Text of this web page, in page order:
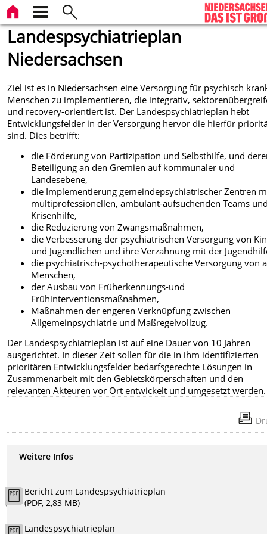
Landespsychiatrieplan
Niedersachsen
Ziel ist es in Niedersachsen eine Versorgung für psychisch
Menschen zu implementieren, die integrativ,
und recovery-orientiert ist. Der Landespsychiatrieplan hebt
Entwicklungsfelder in der Versorgung hervor die hierfür
sind. Dies betrifft:
die Förderung von Partizipation und Selbsthilfe, und
Beteiligung an den Gremien auf kommunaler und
Landesebene,
die Implementierung gemeindepsychiatrischer Zentren
multiprofessionellen, ambulant-aufsuchenden Teams
Krisenhilfe,
die Reduzierung von Zwangsmaßnahmen,
die Verbesserung der psychiatrischen Versorgung von
und Jugendlichen und ihre Verzahnung mit der
die psychiatrisch-psychotherapeutische Versorgung von
Menschen,
der Ausbau von Früherkennungs-und
Frühinterventionsmaßnahmen,
Maßnahmen der engeren Verknüpfung zwischen
Allgemeinpsychiatrie und Maßregelvollzug.
Der Landespsychiatrieplan ist auf eine Dauer von 10 Jahren
ausgerichtet. In dieser Zeit sollen für die in ihm identifizierten
prioritären Entwicklungsfelder bedarfsgerechte Lösungen in
Zusammenarbeit mit den Gebietskörperschaften und den
relevanten Akteuren vor Ort entwickelt und umgesetzt werden.
Weitere Infos
Bericht zum Landespsychiatrieplan
(PDF, 2,83 MB)
Landespsychiatrieplan